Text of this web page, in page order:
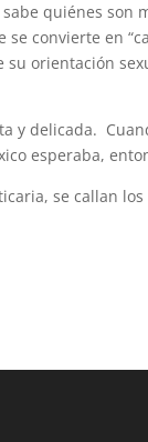
quiénes son
convierte en
orientación
y delicada.
esperaba,
se callan los